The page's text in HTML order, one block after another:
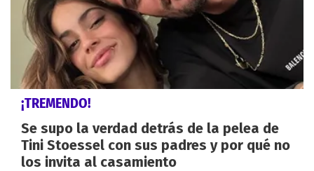
¡TREMENDO!
Se supo la verdad detrás de la pelea de
Tini Stoessel con sus padres y por qué no
los invita al casamiento